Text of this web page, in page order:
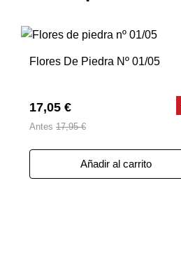
Flores De Piedra Nº 01/05
17,05 €
Antes 17,95 €
Añadir al carrito